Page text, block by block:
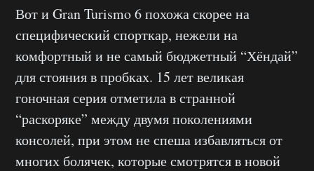
Вот и Gran Turismo 6 похожа скорее на
специфический спорткар, нежели на
комфортный и не самый бюджетный “Хёндай”
для стояния в пробках. 15 лет великая
гоночная серия отметила в странной
“раскоряке” между двумя поколениями
консолей, при этом не спеша избавляться от
многих болячек, которые смотрятся в новой